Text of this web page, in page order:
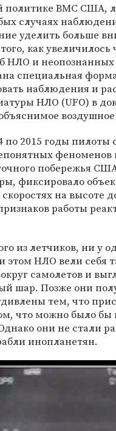
политике ВМС США,
случаях
уделить больше
как
НЛО и неопознанных
специальная
наблюдения и
НЛО (UFO) в
воздушное
по 2015 годы пилоты
феноменов
побережья
фиксировало
на высоте
работы
из летчиков, ни у
этом НЛО вели себя
самолетов и
шар. Позже они
тем, что
что можно было бы
они не стали
инопланетян.